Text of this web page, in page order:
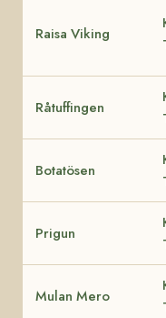
Raisa Viking
Råtuffingen
Botatösen
Prigun
Mulan Mero